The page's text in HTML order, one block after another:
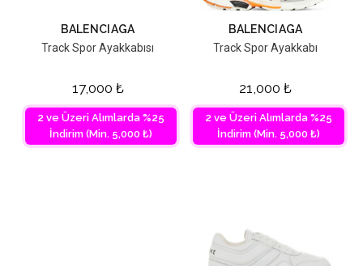
BALENCIAGA
Track Spor Ayakkabısı
17,000 ₺
2 ve Üzeri Alımlarda %25
İndirim (Min. 5,000 ₺)
BALENCIAGA
Track Spor Ayakkabı
21,000 ₺
2 ve Üzeri Alımlarda %25
İndirim (Min. 5,000 ₺)